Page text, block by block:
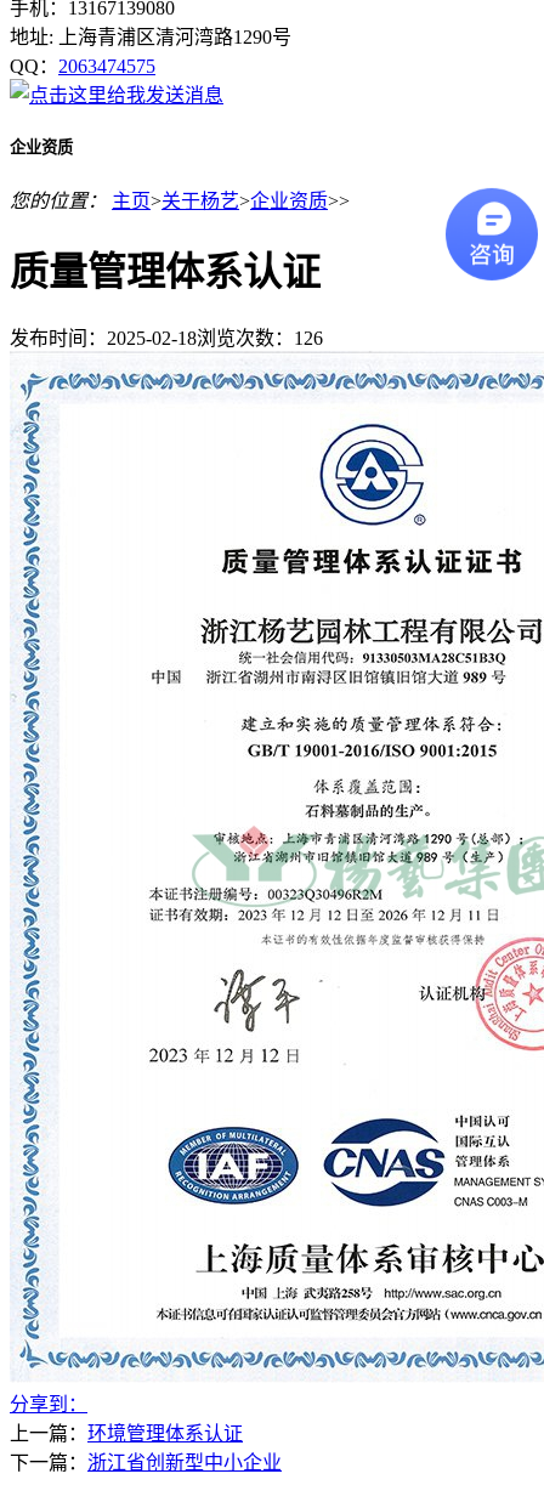
手机：13167139080
地址: 上海青浦区清河湾路1290号
QQ： 2063474575
企业资质
您的位置： 主页>关于杨艺>企业资质>>
质量管理体系认证
发布时间：2025-02-18浏览次数： 126
分享到：
上一篇： 环境管理体系认证
下一篇： 浙江省创新型中小企业